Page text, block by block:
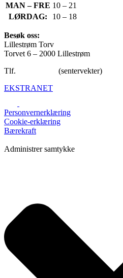
MAN – FRE 10 – 21
LØRDAG:
10 – 18
Besøk oss:
Lillestrøm Torv
Torvet 6 – 2000 Lillestrøm
Tlf.
(sentervekter)
EKSTRANET
Personvernerklæring
Cookie-erklæring
Bærekraft
Administrer samtykke